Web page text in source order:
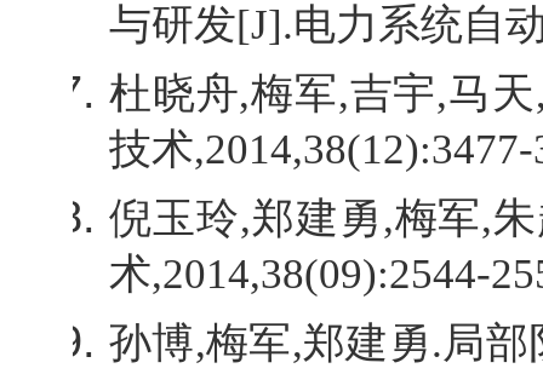
与研发[J].电力系统自
杜晓舟,梅军,吉宇,马天
技术
倪玉玲,郑建勇,梅军,
术,2014,38(09):2544-
孙博,梅军,郑建勇.局部